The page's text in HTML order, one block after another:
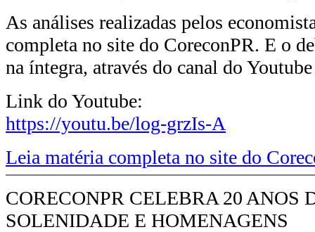
As análises realizadas pelos
completa no site do CoreconPR. E o
na íntegra, através do canal do
Link do Youtube:
https://youtu.be/log-grzIs-A
Leia matéria completa no site do
CORECONPR CELEBRA 20 ANOS
SOLENIDADE E HOMENAGENS